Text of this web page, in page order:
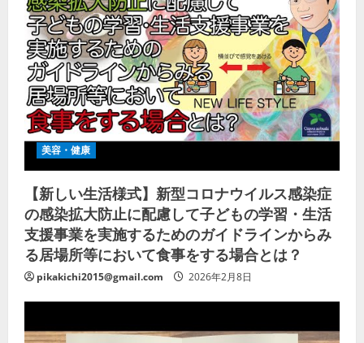
美容・健康
【新しい生活様式】新型コロナウイルス感染症
の感染拡大防止に配慮して子どもの学習・生活
支援事業を実施するためのガイドラインからみ
る居場所等において食事をする場合とは？
pikakichi2015@gmail.com 2026年2月8日